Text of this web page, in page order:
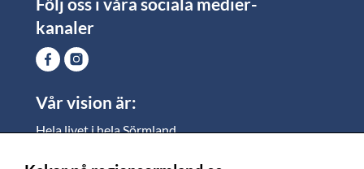
kanaler
Vår vision är:
Hela livet i hela Sörmland.
vi vill skapa jämlika möjligheter för både